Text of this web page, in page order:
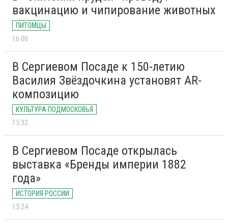
вакцинацию и чипирование животных
ПИТОМЦЫ
16:00
В Сергиевом Посаде к 150-летию
Василия Звёздочкина установят AR-
композицию
КУЛЬТУРА ПОДМОСКОВЬЯ
15:32
В Сергиевом Посаде открылась
выставка «Бренды империи 1882
года»
ИСТОРИЯ РОССИИ
15:24